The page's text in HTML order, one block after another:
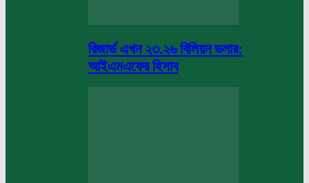
রিজার্ভ এখন ২৩.২৬ বিলিয়ন ডলার:
আইএমএফের হিসাব